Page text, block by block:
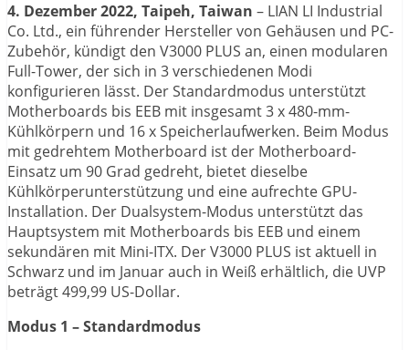
4. Dezember 2022, Taipeh, Taiwan – LIAN LI Industrial
Co. Ltd., ein führender Hersteller von Gehäusen und PC-
Zubehör, kündigt den V3000 PLUS an, einen modularen
Full-Tower, der sich in 3 verschiedenen Modi
konfigurieren lässt. Der Standardmodus unterstützt
Motherboards bis EEB mit insgesamt 3 x 480-mm-
Kühlkörpern und 16 x Speicherlaufwerken. Beim Modus
mit gedrehtem Motherboard ist der Motherboard-
Einsatz um 90 Grad gedreht, bietet dieselbe
Kühlkörperunterstützung und eine aufrechte GPU-
Installation. Der Dualsystem-Modus unterstützt das
Hauptsystem mit Motherboards bis EEB und einem
sekundären mit Mini-ITX. Der V3000 PLUS ist aktuell in
Schwarz und im Januar auch in Weiß erhältlich, die UVP
beträgt 499,99 US-Dollar.
Modus 1 – Standardmodus